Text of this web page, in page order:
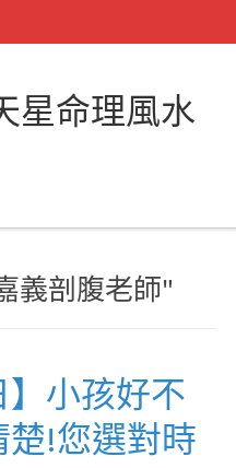
星命理風水
義剖腹老師"
】小孩好不
!您選對時